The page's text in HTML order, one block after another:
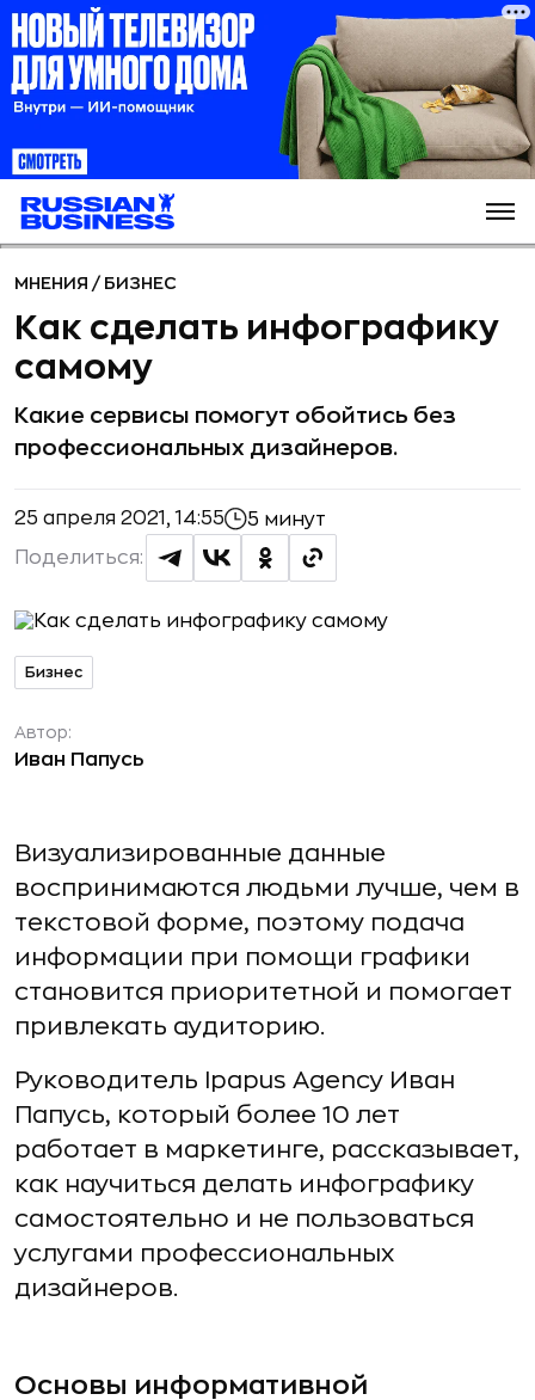
МНЕНИЯ / БИЗНЕС
Как сделать инфографику
самому
Какие сервисы помогут обойтись без
профессиональных дизайнеров.
25 апреля 2021, 14:55 5 минут
Поделиться:
Бизнес
Автор:
Иван Папусь
Визуализированные данные
воспринимаются людьми лучше, чем в
текстовой форме, поэтому подача
информации при помощи графики
становится приоритетной и помогает
привлекать аудиторию.
Руководитель Ipapus Agency Иван
Папусь, который более 10 лет
работает в маркетинге, рассказывает,
как научиться делать инфографику
самостоятельно и не пользоваться
услугами профессиональных
дизайнеров.
Основы информативной